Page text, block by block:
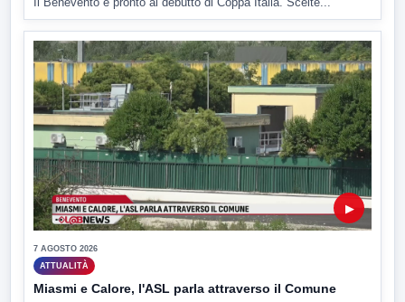
▶
7 AGOSTO 2026
ATTUALITÀ
Miasmi e Calore, l'ASL parla attraverso il Comune